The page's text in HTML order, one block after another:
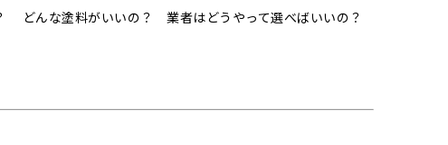
どんな塗料がいいの？ 業者はどうやって選べばいいの？